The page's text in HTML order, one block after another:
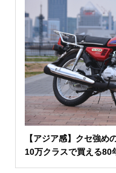
【アジア感】クセ強
10万クラスで買える80